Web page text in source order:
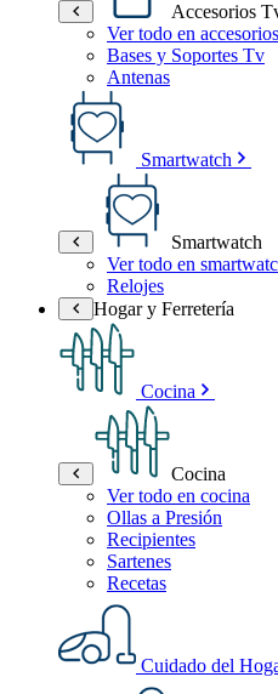
Accesorios
Ver todo en
Bases y Soportes Tv
Antenas
Smartwatch
Smartwatch
Ver todo en
Relojes
Hogar y Ferretería
Cocina
Cocina
Ver todo en cocina
Ollas a Presión
Recipientes
Sartenes
Recetas
Cuidado del